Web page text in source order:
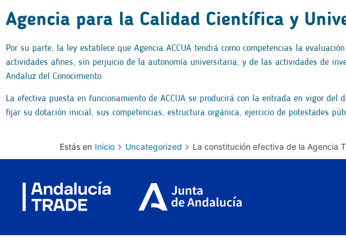
Agencia para la Calidad Científica y
Por su parte, la ley establece que Agencia ACCUA tendrá como competencias la
actividades afines, sin perjuicio de la autonomía universitaria, y de las actividades de
Andaluz del Conocimiento.
La efectiva puesta en funcionamiento de ACCUA se producirá con la entrada en vigor del
fijar su dotación inicial, sus competencias, estructura orgánica, ejercicio de potestades
Estás en Inicio Uncategorized La constitución efectiva de la Agencia